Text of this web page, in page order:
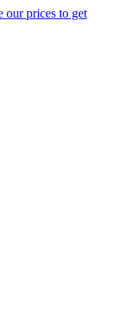
our prices to get